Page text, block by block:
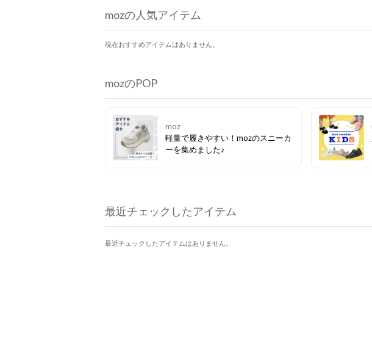
mozの人気アイテム
現在おすすめアイテムはありません。
mozのPOP
moz
軽量で履きやすい！mozのスニーカ
ーを集めました♪
最近チェックしたアイテム
最近チェックしたアイテムはありません。